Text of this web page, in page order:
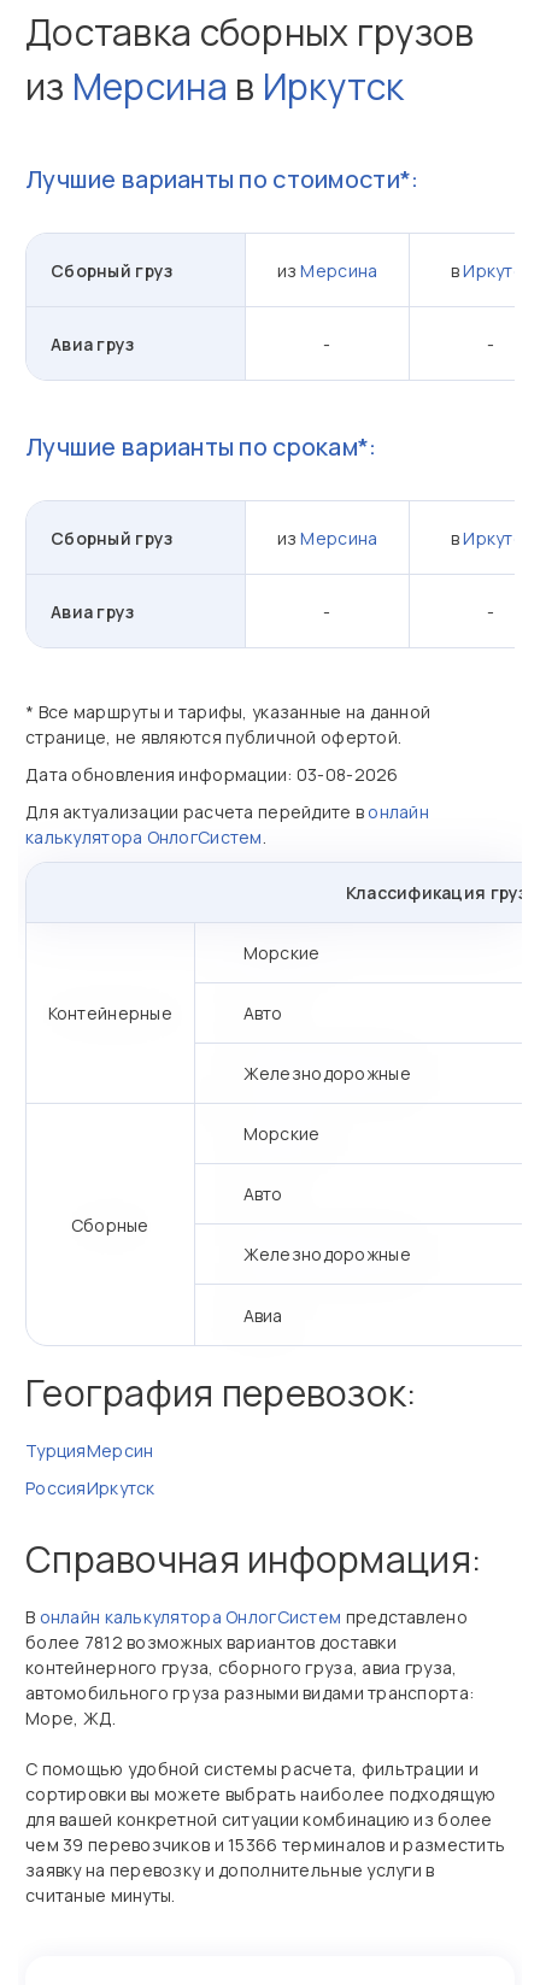
Доставка сборных грузов
из Мерсина в Иркутск
Лучшие варианты по стоимости*:
Сборный груз изМерсина вИркутск
Авиа груз - -
Лучшие варианты по срокам*:
Сборный груз изМерсина вИркутск
Авиа груз - -
* Все маршруты и тарифы, указанные на данной
странице, не являются публичной офертой.
Дата обновления информации: 03-08-2026
Для актуализации расчета перейдите в онлайн
калькулятора ОнлогСистем.
Классификация
Контейнерные
Морские
Авто
Железнодорожные
Сборные
Морские
Авто
Железнодорожные
Авиа
География перевозок:
ТурцияМерсин
РоссияИркутск
Справочная информация:
В онлайн калькулятора ОнлогСистем представлено
более 7812 возможных вариантов доставки
контейнерного груза, сборного груза, авиа груза,
автомобильного груза разными видами транспорта:
Море, ЖД.
С помощью удобной системы расчета, фильтрации и
сортировки вы можете выбрать наиболее подходящую
для вашей конкретной ситуации комбинацию из более
чем 39 перевозчиков и 15366 терминалов и разместить
заявку на перевозку и дополнительные услуги в
считаные минуты.